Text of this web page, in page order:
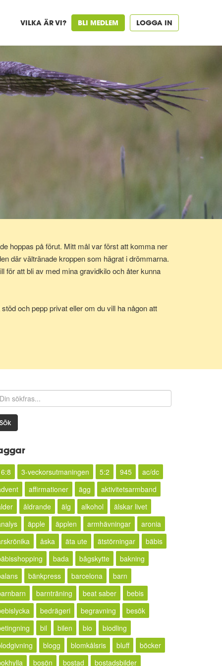
VILKA ÄR VI? BLI MEDLEM LOGGA IN
hoppas på förut. Mitt mål var först att komma ner
där vältränade kroppen som hägrat i drömmarna.
för att bli av med mina gravidkilo och åter kunna
och pepp privat eller om du vill ha någon att
Sök
3-veckorsutmaningen 5:2 945
ac/dc
affirmationer ägg
aktivitetsarmband
åldrande älg alkohol
älskar livet
äpple äpplen armhävningar
aronia
åska äta ute ätstörningar
bäbis
bada bågskytte
bakning
bänkpress barcelona
barn
barnträning beat saber
bebis
bedrägeri begravning
besök
bil bilen bio
biodling
blogg blomkålsris bluff
böcker
bosön bostad
bostadsbilder